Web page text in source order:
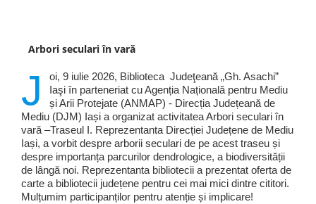
Arbori seculari în vară
J
oi, 9 iulie 2026, Biblioteca Judeţeană „Gh. Asachi”
Iaşi în parteneriat cu Agenția Națională pentru Mediu
și Arii Protejate (ANMAP) - Direcția Județeană de
Mediu (DJM) Iași a organizat activitatea Arbori seculari în
vară –Traseul I. Reprezentanta Direcției Județene de Mediu
Iași, a vorbit despre arborii seculari de pe acest traseu și
despre importanța parcurilor dendrologice, a biodiversității
de lângă noi. Reprezentanta bibliotecii a prezentat oferta de
carte a bibliotecii județene pentru cei mai mici dintre cititori.
Mulțumim participanților pentru atenție și implicare!